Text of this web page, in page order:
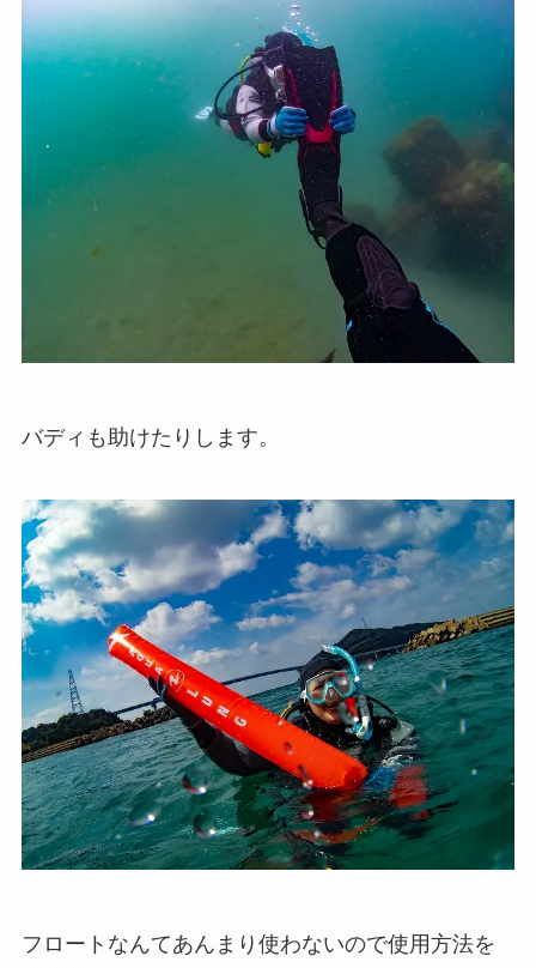
バディも助けたりします。
フロートなんてあんまり使わないので使用方法を